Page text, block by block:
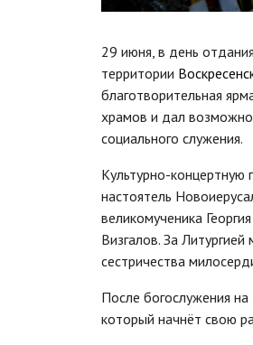
29 июня, в день
территории
благотворительная
храмов и дал
социального служения.
Культурно-концертную
настоятель
великомученика
Визгалов. За
сестричества
После богослужения
который начнёт свою